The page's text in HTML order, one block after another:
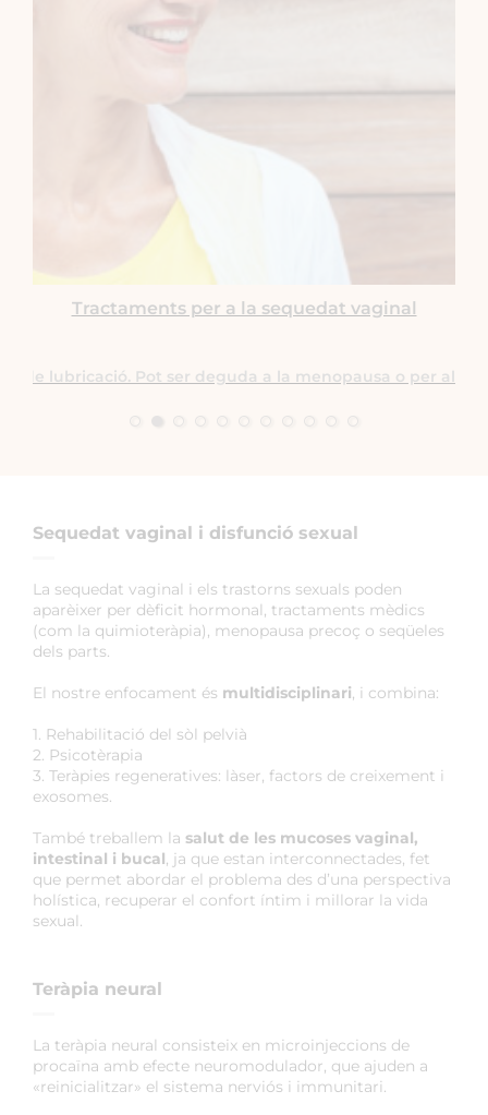
Tractaments per a la sequedat vaginal
de lubricació. Pot ser deguda a la menopausa o per altres
Sequedat vaginal i disfunció sexual
La sequedat vaginal i els trastorns sexuals poden
aparèixer per dèficit hormonal, tractaments mèdics
(com la quimioteràpia), menopausa precoç o seqüeles
dels parts.
El nostre enfocament és multidisciplinari, i combina:
1. Rehabilitació del sòl pelvià
2. Psicotèrapia
3. Teràpies regeneratives: làser, factors de creixement i
exosomes.
També treballem la salut de les mucoses vaginal,
intestinal i bucal, ja que estan interconnectades, fet
que permet abordar el problema des d’una perspectiva
holística, recuperar el confort íntim i millorar la vida
sexual.
Teràpia neural
La teràpia neural consisteix en microinjeccions de
procaïna amb efecte neuromodulador, que ajuden a
«reinicialitzar» el sistema nerviós i immunitari.